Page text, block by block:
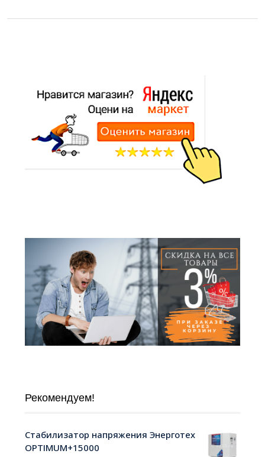
Рекомендуем!
Стабилизатор напряжения Энерготех
OPTIMUM+15000